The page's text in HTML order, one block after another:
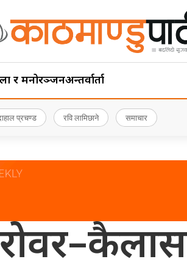
र मनोरञ्जनअन्तर्वार्ता
प्रचण्ड रवि लामिछाने समाचार